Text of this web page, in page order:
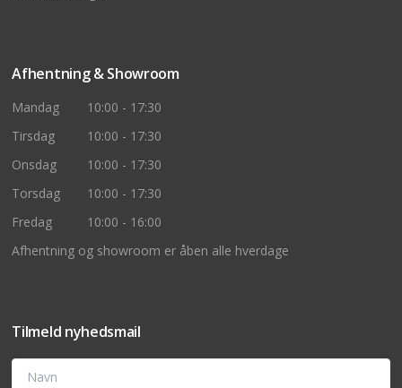
Afhentning & Showroom
Mandag
10:00 - 17:30
Tirsdag
10:00 - 17:30
Onsdag
10:00 - 17:30
Torsdag
10:00 - 17:30
Fredag
10:00 - 16:00
Afhentning og showroom er åben alle hverdage
Tilmeld nyhedsmail
Navn